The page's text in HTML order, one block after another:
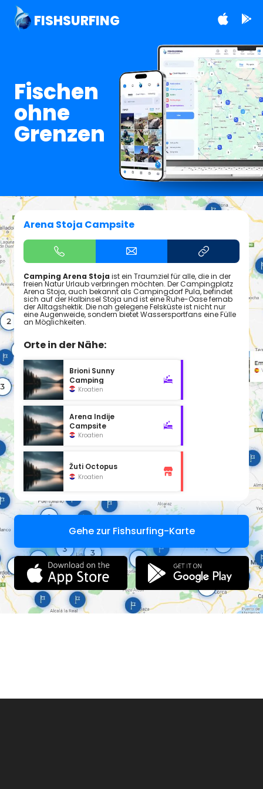
FISHSURFING
Fischen
ohne
Grenzen
Arena Stoja Campsite
Camping Arena Stoja ist ein Traumziel für alle, die in der
freien Natur Urlaub verbringen möchten. Der Campingplatz
Arena Stoja, auch bekannt als Campingdorf Pula, befindet
sich auf der Halbinsel Stoja und ist eine Ruhe-Oase fernab
der Alltagshektik. Die nah gelegene Felsküste ist nicht nur
eine Augenweide, sondern bietet Wassersportfans eine Fülle
an Möglichkeiten.
Orte in der Nähe:
Brioni Sunny
Camping
Kroatien
Arena Indije
Campsite
Kroatien
Žuti Octopus
Kroatien
Gehe zur Fishsurfing-Karte